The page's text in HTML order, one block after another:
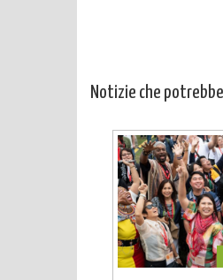
Notizie che